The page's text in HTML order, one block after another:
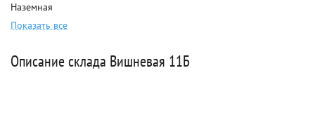
Наземная
Показать все
Описание склада Вишневая 11Б